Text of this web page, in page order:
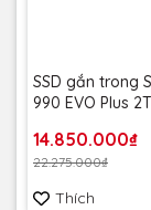
SSD gắn trong
990 EVO Plus
NAND M.2 2280
V9S2T0BW -
năm
14.850.000₫
22.275.000₫
Thích